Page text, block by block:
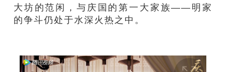
大坊的范闲，与庆国的第一大家族——明家
的争斗仍处于水深火热之中。